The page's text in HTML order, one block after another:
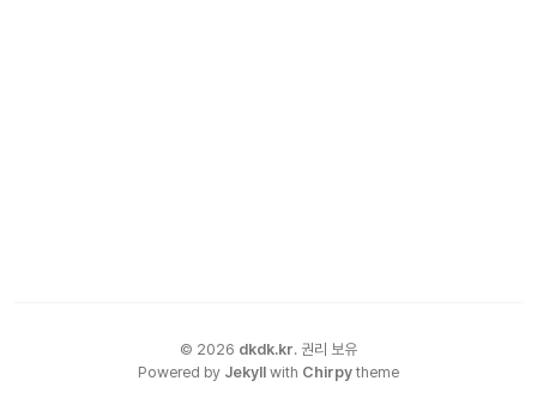
© 2026 dkdk.kr. 권리 보유
Powered by Jekyll with Chirpy theme